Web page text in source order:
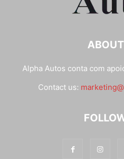
Alpha Autos conta com
Contact us: